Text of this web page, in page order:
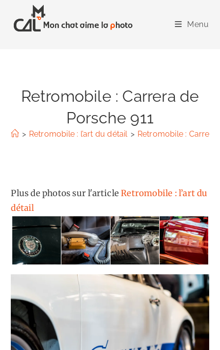
content
Menu
Retromobile : Carrera de
Porsche 911
> Retromobile : l’art du détail > Retromobile : Carrera
Plus de photos sur l'articleRetromobile : l’art du
détail